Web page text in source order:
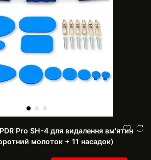
Pro SH-4 для видалення вм'ятин
молоток + 11 насадок)